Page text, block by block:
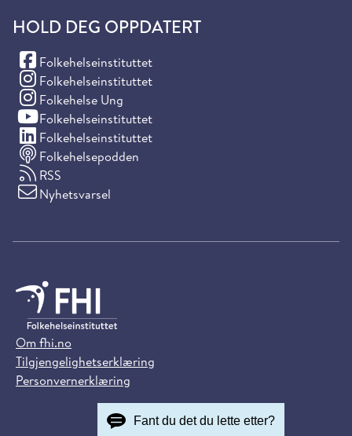
HOLD DEG OPPDATERT
Folkehelseinstituttet
(Facebook)
Folkehelseinstituttet
(Instagram)
Folkehelse Ung
(Instagram)
Folkehelseinstituttet
(YouTube)
Folkehelseinstituttet
(LinkedIn)
Folkehelsepodden
RSS
Nyhetsvarsel
Om fhi.no
Tilgjengelighetserklæring
Personvernerklæring
Fant du det du lette etter?